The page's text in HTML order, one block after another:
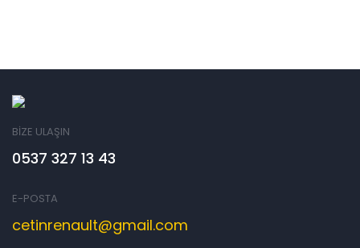
BİZE ULAŞIN
0537 327 13 43
E-POSTA
cetinrenault@gmail.com